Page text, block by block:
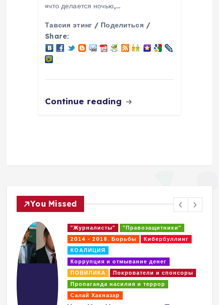
«что делается ночью,…
Тавсия этинг / Поделиться /
Share:
Continue reading
You Missed
"Журналисты"
"Правозащитники"
2014 - 2018. Борьбы
2017 - 2018 годах
КОАЛИЦИЯ
Коррупция и отмывание денег
ПОВИЛИКА
Покрователи и спонсоры
Ответ на Заявления HRW и